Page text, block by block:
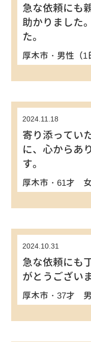
急な依頼にも
助かりました
た。
厚木市・男性（1
2024.11.18
寄り添ってい
に、心からあ
す。
厚木市・61才 女
2024.10.31
急な依頼にも
がとうござい
厚木市・37才 男